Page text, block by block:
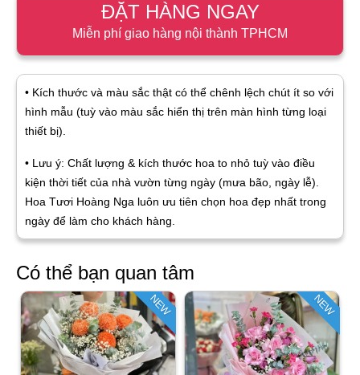
ĐẶT HÀNG NGAY
Miễn phí giao hàng nội thành TPHCM
• Kích thước và màu sắc thật có thể chênh lệch chút ít so với
hình mẫu (tuỳ vào màu sắc hiển thị trên màn hình từng loại
thiết bị).
• Lưu ý: Chất lượng & kích thước hoa to nhỏ tuỳ vào điều
kiện thời tiết của nhà vườn từng ngày (mưa bão, ngày lễ).
Hoa Tươi Hoàng Nga luôn ưu tiên chọn hoa đẹp nhất trong
ngày để làm cho khách hàng.
Có thể bạn quan tâm
NEW NEW